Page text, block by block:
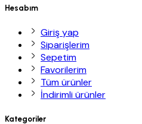
Hesabım
Giriş yap
Siparişlerim
Sepetim
Favorilerim
Tüm ürünler
İndirimli ürünler
Kategoriler